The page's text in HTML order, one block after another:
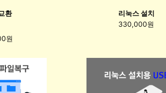
환
원
리눅스 설치
330,000원